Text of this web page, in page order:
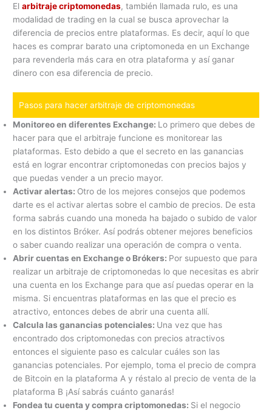
Elarbitraje criptomonedas, también llamada rulo, es una
modalidad de trading en la cual se busca aprovechar la
diferencia de precios entre plataformas. Es decir, aquí lo que
haces es comprar barato una criptomoneda en un Exchange
para revenderla más cara en otra plataforma y así ganar
dinero con esa diferencia de precio.
Pasos para hacer arbitraje de criptomonedas
Monitoreo en diferentes Exchange: Lo primero que debes de
hacer para que el arbitraje funcione es monitorear las
plataformas. Esto debido a que el secreto en las ganancias
está en lograr encontrar criptomonedas con precios bajos y
que puedas vender a un precio mayor.
Activar alertas: Otro de los mejores consejos que podemos
darte es el activar alertas sobre el cambio de precios. De esta
forma sabrás cuando una moneda ha bajado o subido de valor
en los distintos Bróker. Así podrás obtener mejores beneficios
o saber cuando realizar una operación de compra o venta.
Abrir cuentas en Exchange o Brókers: Por supuesto que para
realizar un arbitraje de criptomonedas lo que necesitas es abrir
una cuenta en los Exchange para que así puedas operar en la
misma. Si encuentras plataformas en las que el precio es
atractivo, entonces debes de abrir una cuenta allí.
Calcula las ganancias potenciales: Una vez que has
encontrado dos criptomonedas con precios atractivos
entonces el siguiente paso es calcular cuáles son las
ganancias potenciales. Por ejemplo, toma el precio de compra
de Bitcoin en la plataforma A y réstalo al precio de venta de la
plataforma B ¡Así sabrás cuánto ganarás!
Fondea tu cuenta y compra criptomonedas: Si el negocio